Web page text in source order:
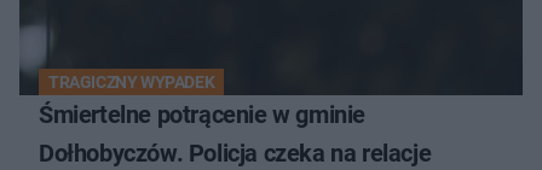
TRAGICZNY WYPADEK
Śmiertelne potrącenie w gminie
Dołhobyczów. Policja czeka na relacje